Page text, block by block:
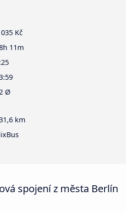
Kč
11m
Ø
km
spojení z města Berlín